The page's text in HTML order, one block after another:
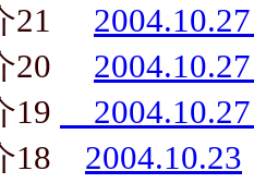
21
20
19
18 2004.10.23